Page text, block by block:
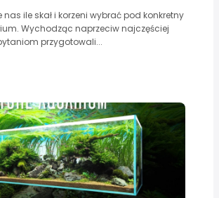
ile skał i korzeni wybrać pod konkretny
Wychodząc naprzeciw najczęściej
przygotowali...